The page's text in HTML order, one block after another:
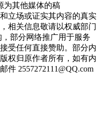
为其他媒体的稿
立场或证实其内容的真实
相关信息敬请以权威部门
部分网络推广用于服务
受任何直接赞助。部分内
权归原作者所有，如有内
件 2557272111@QQ.com